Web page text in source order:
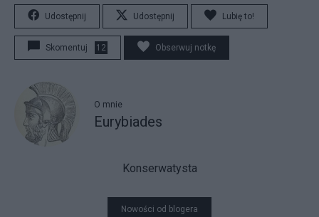
Udostępnij Udostępnij Lubię to!
Skomentuj 12 Obserwuj notkę
O mnie
Eurybiades
Konserwatysta
Nowości od blogera